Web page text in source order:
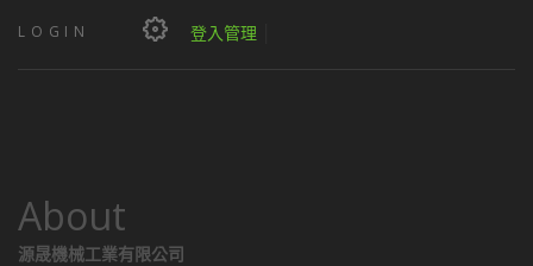
LOGIN 登入管理
About
源晟機械工業有限公司